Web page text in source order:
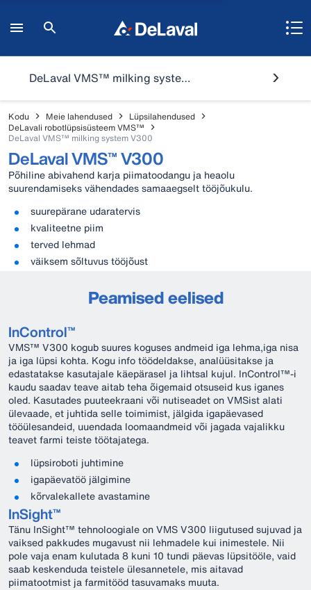
DeLaval VMS™ milking system V300
Kodu Meie lahendused
Lüpsilahendused
DeLavali robotlüpsisüsteem VMS™
DeLaval VMS™ milking system V300
DeLaval VMS™ V300
Põhiline abivahend karja piimatoodangu ja heaolu
suurendamiseks vähendades samaaegselt tööjõukulu.
suurepärane udaratervis
kvaliteetne piim
terved lehmad
väiksem sõltuvus tööjõust
Peamised eelised
InControl™
VMS™ V300 kogub suures koguses andmeid iga lehma,iga nisa
ja iga lüpsi kohta. Kogu info töödeldakse, analüüsitakse ja
edastatakse kasutajale käepärasel ja lihtsal kujul. InControl™-i
kaudu saadav teave aitab teha õigemaid otsuseid kus iganes
oled. Kasutades puuteekraani või nutiseadet on VMSist alati
ülevaade, et juhtida selle toimimist, jälgida igapäevased
tööülesandeid, uuendada loomaandmeid või jagada vajalikku
teavet farmi teiste töötajatega.
lüpsiroboti juhtimine
igapäevatöö jälgimine
kõrvalekallete avastamine
InSight™
Tänu InSight™ tehnoloogiale on VMS V300 liigutused sujuvad ja
vaiksed pakkudes mugavust nii lehmadele kui inimestele. Nii
pole vaja enam kulutada 8 kuni 10 tundi päevas lüpsitööle, vaid
saab keskenduda teistele ülesannetele, mis aitavad
piimatootmist ja farmitööd tasuvamaks muuta.